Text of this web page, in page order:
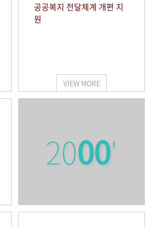
공공복지 전달체계 개편 지
원
VIEW MORE
2000'